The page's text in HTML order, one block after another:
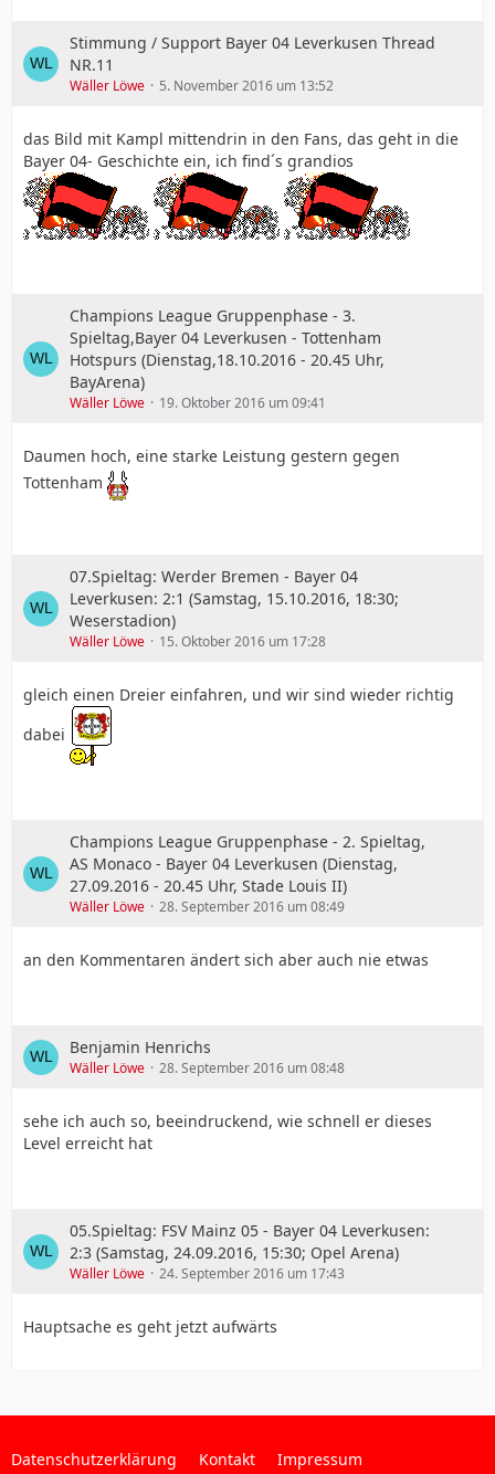
Stimmung / Support Bayer 04 Leverkusen Thread
NR.11
Wäller Löwe 5. November 2016 um 13:52
das Bild mit Kampl mittendrin in den Fans, das geht in die
Bayer 04- Geschichte ein, ich find´s grandios
Champions League Gruppenphase - 3.
Spieltag,Bayer 04 Leverkusen - Tottenham
Hotspurs (Dienstag,18.10.2016 - 20.45 Uhr,
BayArena)
Wäller Löwe 19. Oktober 2016 um 09:41
Daumen hoch, eine starke Leistung gestern gegen
Tottenham
07.Spieltag: Werder Bremen - Bayer 04
Leverkusen: 2:1 (Samstag, 15.10.2016, 18:30;
Weserstadion)
Wäller Löwe 15. Oktober 2016 um 17:28
gleich einen Dreier einfahren, und wir sind wieder richtig
dabei
Champions League Gruppenphase - 2. Spieltag,
AS Monaco - Bayer 04 Leverkusen (Dienstag,
27.09.2016 - 20.45 Uhr, Stade Louis II)
Wäller Löwe 28. September 2016 um 08:49
an den Kommentaren ändert sich aber auch nie etwas
Benjamin Henrichs
Wäller Löwe 28. September 2016 um 08:48
sehe ich auch so, beeindruckend, wie schnell er dieses
Level erreicht hat
05.Spieltag: FSV Mainz 05 - Bayer 04 Leverkusen:
2:3 (Samstag, 24.09.2016, 15:30; Opel Arena)
Wäller Löwe 24. September 2016 um 17:43
Hauptsache es geht jetzt aufwärts
Datenschutzerklärung Kontakt Impressum